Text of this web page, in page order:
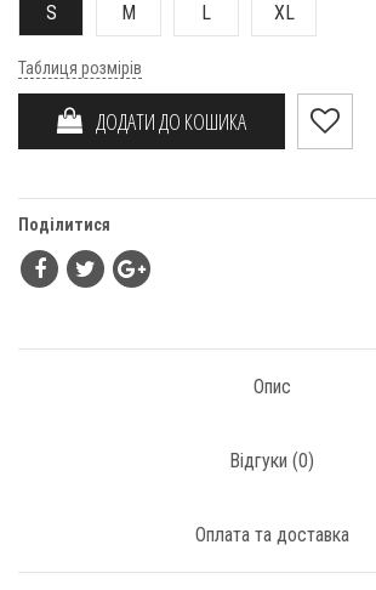
S M L XL
Таблиця розмірів
ДОДАТИ ДО КОШИКА
Поділитися
Опис
Відгуки (0)
Оплата та доставка